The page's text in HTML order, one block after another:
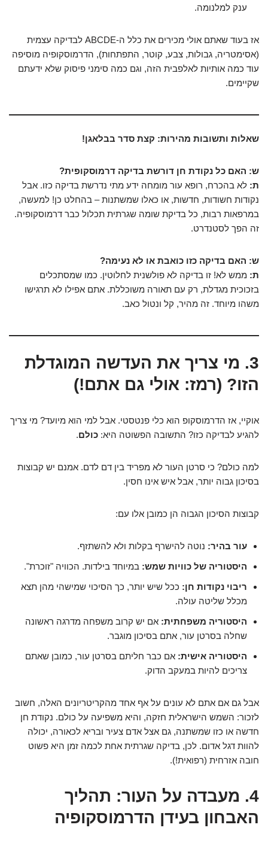
ענק למלנומה.
אז בעוד שאתם אולי מכירים את כלל ה-ABCDE לבדיקה עצמית
(אסימטריה, גבולות, צבע, קוטר, התפתחות), הדרמוסקופיה מוסיפה
עוד כמה אותיות לאלפבית הזה, וגם כמה סימני פיסוק שלא ידעתם
שקיימים.
שאלות ותשובות מהירות: קצת סדר בבלאגן!
ש: האם כל נקודת חן דורשת בדיקה דרמוסקופית?
ת: לא בהכרח, רופא עור מומחה ידע מתי נדרשת בדיקה כזו. אבל
נקודות חשודות, חדשות, או כאלו שמשתנות – בהחלט כן! למעשה,
במרפאות רבות, כל בדיקת שומה שגרתית תכלול כבר דרמוסקופיה.
זה הפך לסטנדרט.
ש: האם בדיקה כזו כואבת או לא נעימה?
ת: ממש לא! זו בדיקה לא פולשנית לחלוטין. כמו שמסתכלים
בזכוכית מגדלת, רק עם תאורה משוכללת. אתם אפילו לא תרגישו
משהו מיוחד. זה מהיר, קל ונטול כאב.
3. מי צריך את העדשה המוגדלת
הזו? (רמז: אולי גם אתם!)
אוקיי, אז הדרמוסקופ הוא כלי פנטסטי. אבל למי הוא מיועד? מי צריך
להגיע לבדיקה כזו? התשובה הפשוטה היא: כולם.
למה כולם? כי סרטן העור לא מפריד בין דם לדם. אמנם יש קבוצות
בסיכון גבוה יותר, אבל איש אינו חסין.
קבוצות הסיכון הגבוה הן כמובן אלו עם:
עור בהיר: נוטה להישרף בקלות ולא להשתזף.
היסטוריה של כוויות שמש: במיוחד בילדות. הכוויה "זוכרת".
ריבוי נקודות חן: ככל שיש יותר, כך הסיכוי שמישהי מהן תצא
מכלל שליטה עולה.
היסטוריה משפחתית: אם יש קרוב משפחה מדרגה ראשונה
שחלה בסרטן עור, אתם בסיכון מוגבר.
היסטוריה אישית: אם כבר חליתם בסרטן עור, כמובן שאתם
צריכים להיות במעקב הדוק.
אבל גם אם אתם לא עונים על אף אחד מהקריטריונים האלה, חשוב
לזכור: השמש הישראלית חזקה, והיא משפיעה על כולם. נקודת חן
חדשה או כזו שמשתנה, גם אצל אדם צעיר ובריא לכאורה, יכולה
להוות דגל אדום. לכן, בדיקה שגרתית אחת לכמה זמן היא פשוט
חובה אזרחית (רפואית!).
4. מעבדה על העור: תהליך
האבחון בעידן הדרמוסקופיה